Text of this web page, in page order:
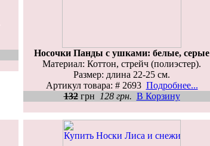
Носочки Панды с ушками: белые, серые
Материал: Коттон, стрейч (полиэстер).
Размер: длина 22-25 см.
Артикул товара: # 2693 Подробнее...
132грн 128 грн. В Корзину